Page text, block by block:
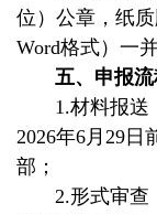
位）公章，纸
Word格式）一
五、申报流
1.材料报送：
2026年6月29日
部；
2.形式审查：